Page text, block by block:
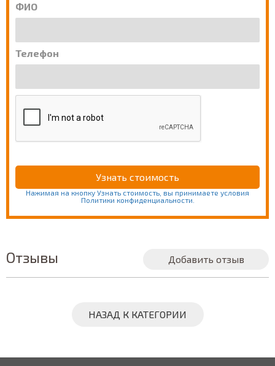
ФИО
Телефон
Нажимая на кнопку Узнать стоимость, вы принимаете условия
Политики конфиденциальности.
Отзывы Добавить отзыв
НАЗАД К КАТЕГОРИИ